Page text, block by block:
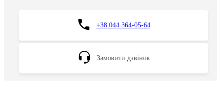
+38 044 364-05-64
Замовити дзвінок